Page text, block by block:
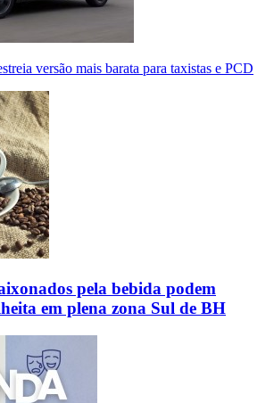
versão mais barata para taxistas e PCD
pela bebida podem
em plena zona Sul de BH